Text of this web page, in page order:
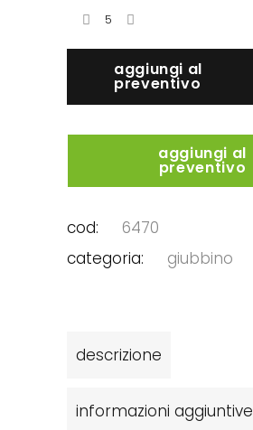
aggiungi al
preventivo
aggiungi al
preventivo
cod:
6470
categoria:
giubbino
descrizione
informazioni aggiuntive